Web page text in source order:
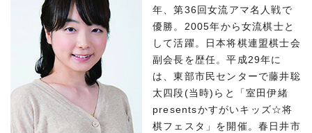
年、第36回女流アマ名人戦で
優勝。2005年から女流棋士と
して活躍。日本将棋連盟棋士会
副会長を歴任。平成29年に
は、東部市民センターで藤井聡
太四段(当時)らと「室田伊緒
presentsかすがいキッズ☆将
棋フェスタ」を開催。春日井市